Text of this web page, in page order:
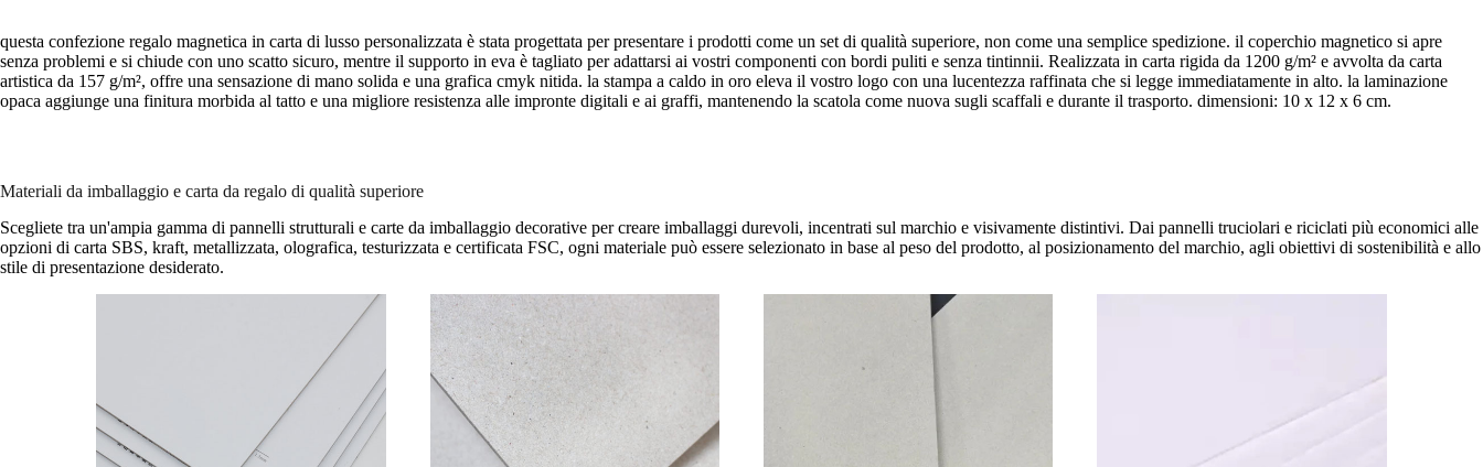
questa confezione regalo magnetica in carta di lusso personalizzata è stata progettata per presentare i prodotti come un set di qualità superiore, non come una semplice spedizione. il coperchio magnetico si apre
senza problemi e si chiude con uno scatto sicuro, mentre il supporto in eva è tagliato per adattarsi ai vostri componenti con bordi puliti e senza tintinnii. Realizzata in carta rigida da 1200 g/m² e avvolta da carta
artistica da 157 g/m², offre una sensazione di mano solida e una grafica cmyk nitida. la stampa a caldo in oro eleva il vostro logo con una lucentezza raffinata che si legge immediatamente in alto. la laminazione
opaca aggiunge una finitura morbida al tatto e una migliore resistenza alle impronte digitali e ai graffi, mantenendo la scatola come nuova sugli scaffali e durante il trasporto. dimensioni: 10 x 12 x 6 cm.
Materiali da imballaggio e carta da regalo di qualità superiore
Scegliete tra un'ampia gamma di pannelli strutturali e carte da imballaggio decorative per creare imballaggi durevoli, incentrati sul marchio e visivamente distintivi. Dai pannelli truciolari e riciclati più economici alle
opzioni di carta SBS, kraft, metallizzata, olografica, testurizzata e certificata FSC, ogni materiale può essere selezionato in base al peso del prodotto, al posizionamento del marchio, agli obiettivi di sostenibilità e allo
stile di presentazione desiderato.